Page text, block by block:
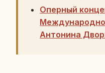
Оперный
Антонина